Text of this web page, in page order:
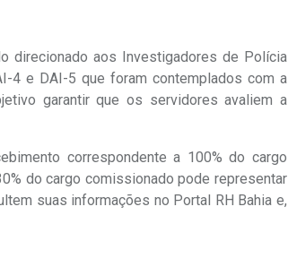
direcionado aos Investigadores de Polícia
4 e DAI-5 que foram contemplados com a
garantir que os servidores avaliem a
correspondente a 100% do cargo
do cargo comissionado pode representar
suas informações no Portal RH Bahia e,